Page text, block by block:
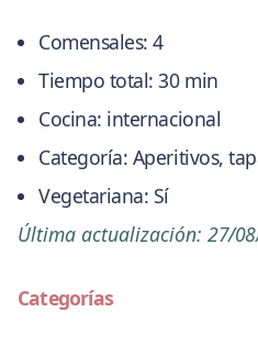
Comensales: 4
Tiempo total: 30 min
Cocina: internacional
Categoría: Aperitivos,
Vegetariana: Sí
Última actualización: 27/
Categorías